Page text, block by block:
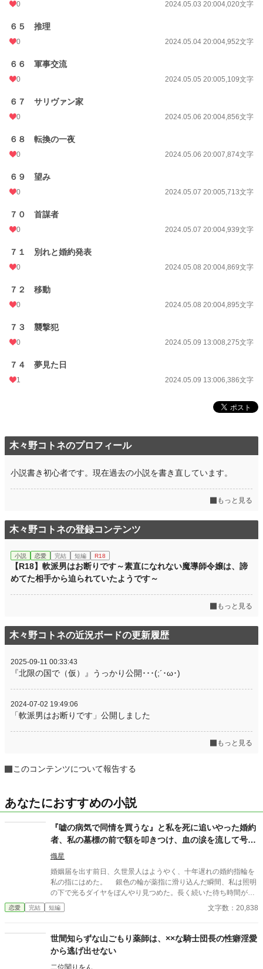
0 2024.05.03 20:004,020文字
６５ 推理
0 2024.05.04 20:004,952文字
６６ 軍事交流
0 2024.05.05 20:005,109文字
６７ サリヴァン家
0 2024.05.06 20:004,856文字
６８ 転換の一夜
0 2024.05.06 20:007,874文字
６９ 望み
0 2024.05.07 20:005,713文字
７０ 首謀者
0 2024.05.07 20:004,939文字
７１ 別れと婚約発表
0 2024.05.08 20:004,869文字
７２ 移動
0 2024.05.08 20:004,895文字
７３ 襲撃犯
0 2024.05.09 13:008,275文字
７４ 夢見た日
1 2024.05.09 13:006,386文字
木々野コトネのプロフィール
小説書き初心者です。現在過去の小説を書き直しています。
もっと見る
木々野コトネの登録コンテンツ
小説 恋愛 完結 短編 R18
【R18】軟派男はお断りです～素直になれない魔導師令嬢は、諦
めてた相手から迫られていたようです～
もっと見る
木々野コトネの近況ボードの更新履歴
2025-09-11 00:33:43
『北限の国で（仮）』うっかり公開･･･(;´･ω･)
2024-07-02 19:49:06
「軟派男はお断りです」公開しました
もっと見る
このコンテンツについて報告する
あなたにおすすめの小説
『嘘の病気で同情を買うな』と私を死に追いやった婚約
者、私の墓標の前で額を叩きつけ、血の涙を流して号泣
する大破滅！
熾星
婚姻届を出す前日、久世景人はようやく、十年遅れの婚約指輪を
私の指にはめた。 銀色の輪が薬指に滑り込んだ瞬間、私は照明
の下で光るダイヤをぼんやり見つめた。長く続いた待ち時間が、
やっと終わったような気がした。けれど次の瞬間、彼は私の手を
見下ろし、まるで似合わない品物を評するように静かな声で言っ
を失った。 景人はそのまま私の指先を取ると、さっきはめたば
かりの指輪を抜き取った。十年待ち続けた指輪は、彼の手のひら
の上で冷たく光っていた。 「この指輪、瑠奈の手にあったほうが
似合うと思う」 私は手を引き戻し、信じられない思いで彼を見
恋愛 完結 短編 文字数：20,838
世間知らずな山ごもり薬師は、××な騎士団長の性癖淫愛
から逃げ出せない
二位関りをん